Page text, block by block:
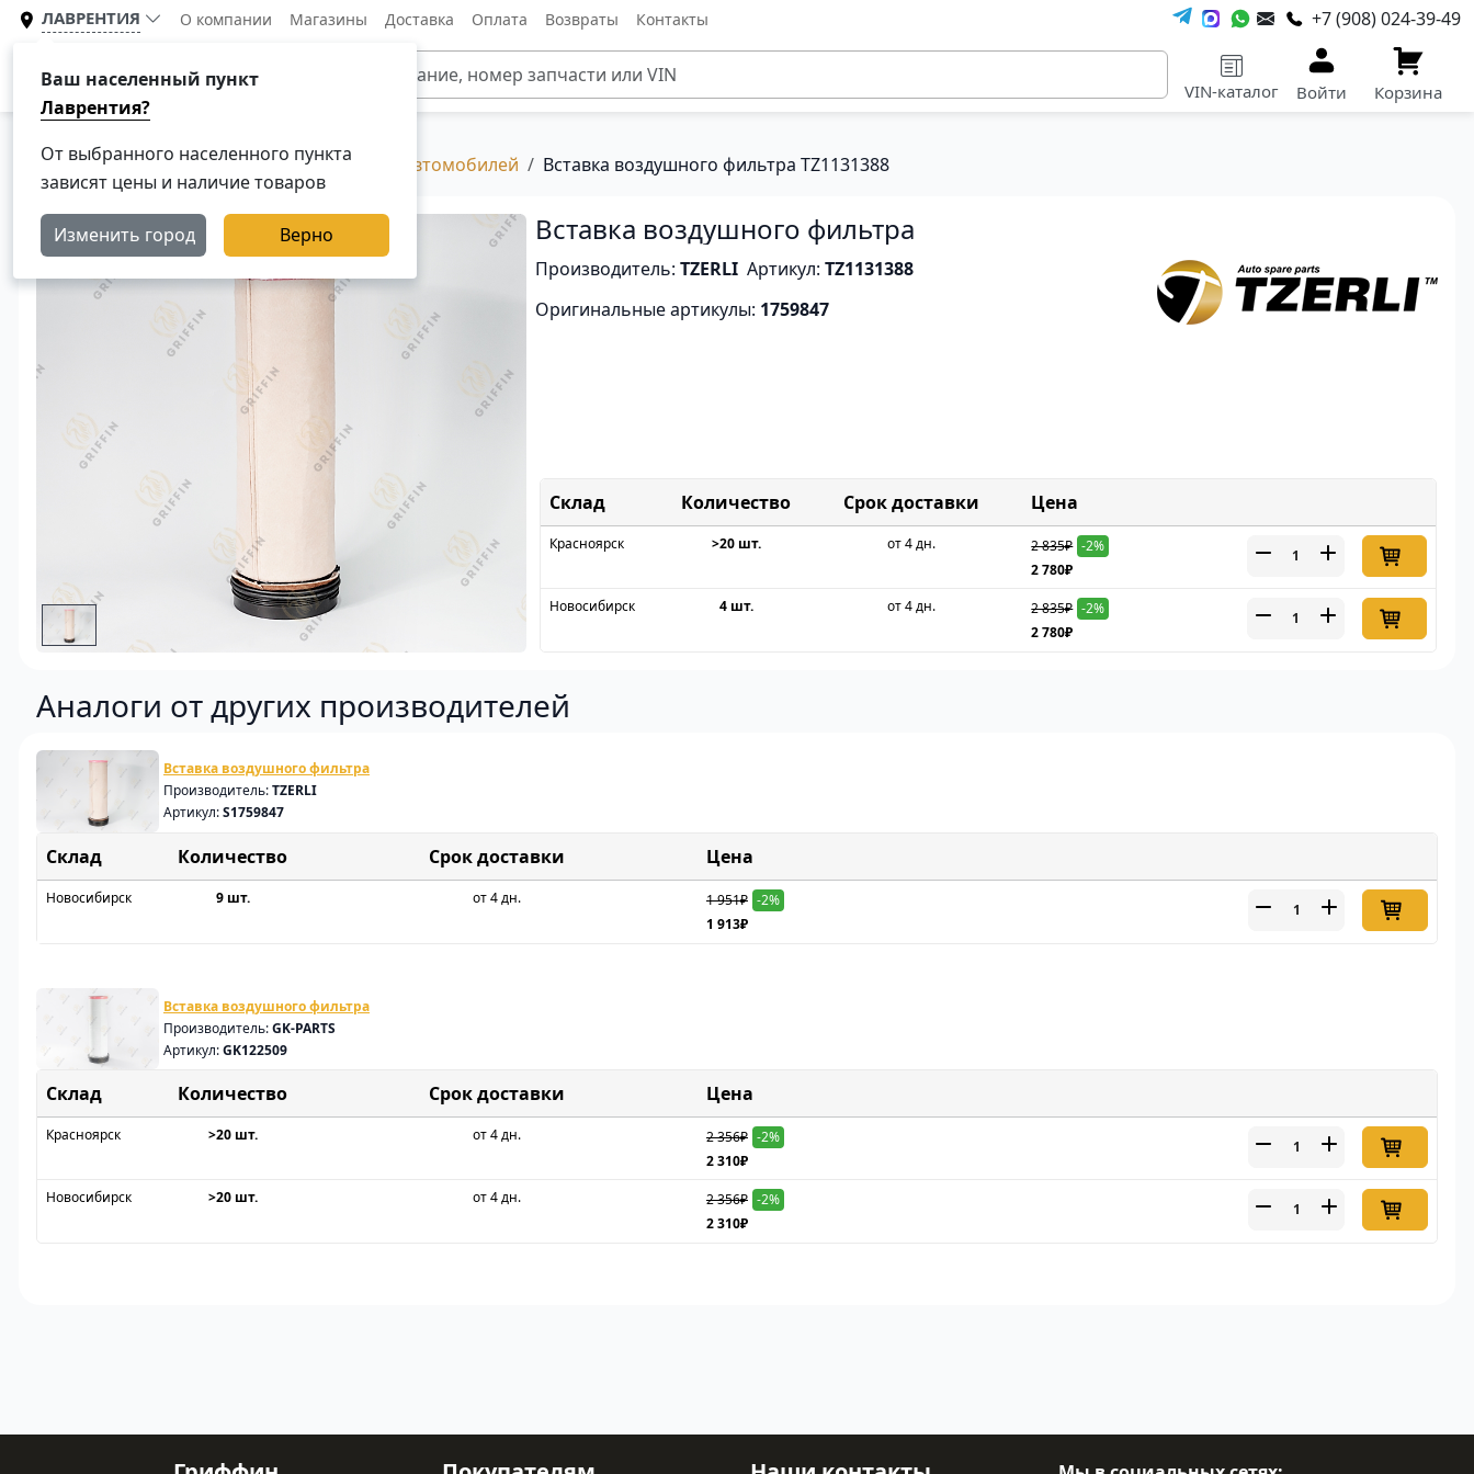
ЛАВРЕНТИЯ
Ваш населенный пункт
Лаврентия?
От выбранного населенного пункта
зависят цены и наличие товаров
Изменить город Верно
О компании Магазины Доставка Оплата Возвраты Контакты +7 (908) 024-39-49
Каталог
VIN-каталог Войти Корзина
Главная Каталог Фильтры для грузовых автомобилей Вставка воздушного фильтра TZ1131388
Вставка воздушного фильтра
Производитель:TZERLI Артикул:TZ1131388
Оригинальные артикулы: 1759847
Склад Срок доставки Цена
Красноярск >20 шт. от 4 дн. 2 835₽ -2%
2 780₽
Новосибирск
4 шт. от 4 дн. 2 835₽ -2%
2 780₽
Аналоги от других производителей
Вставка воздушного фильтра
Производитель:TZERLI
Артикул:S1759847
Склад Срок доставки Цена
Новосибирск 9 шт. от 4 дн. 1 951₽ -2%
1 913₽
Вставка воздушного фильтра
Производитель:GK-PARTS
Артикул:GK122509
Склад Срок доставки Цена
Красноярск >20 шт. от 4 дн. 2 356₽ -2%
2 310₽
Новосибирск
>20 шт. от 4 дн. 2 356₽ -2%
2 310₽